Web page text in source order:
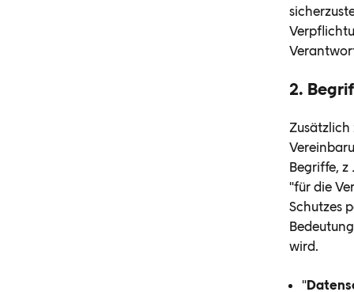
2.
Zusätzlich
Begriffe, z
"für die
Schutzes
wird.
"